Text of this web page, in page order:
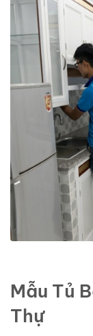
Mẫu Tủ
Thự